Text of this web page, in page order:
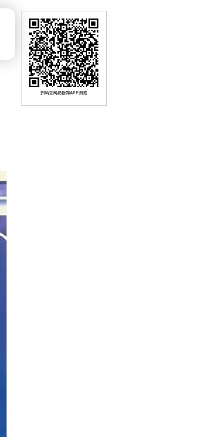
扫码去网易新闻APP浏览